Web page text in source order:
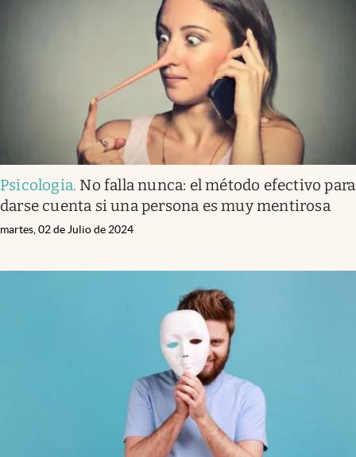
Psicologia. No falla nunca: el método efectivo para
darse cuenta si una persona es muy mentirosa
martes, 02 de Julio de 2024